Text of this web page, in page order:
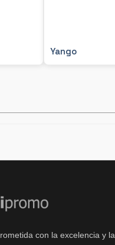
Yango
con la excelencia y la